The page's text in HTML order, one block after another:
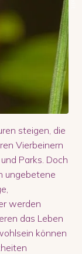
steigen, die
Vierbeinern
Parks. Doch
ungebetene
werden
das Leben
können